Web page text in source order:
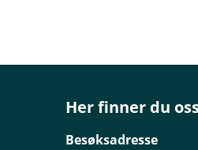
Her finner du
Besøksadresse